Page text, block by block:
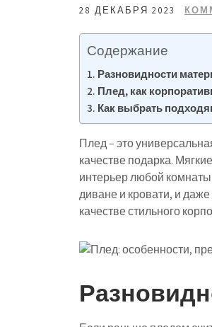
28 ДЕКАБРЯ 2023
Содержание
Разновидности
Плед, как
Как выбрать
Плед – это
качестве подарка.
интерьер любой
диване и кровати, и
качестве стильного